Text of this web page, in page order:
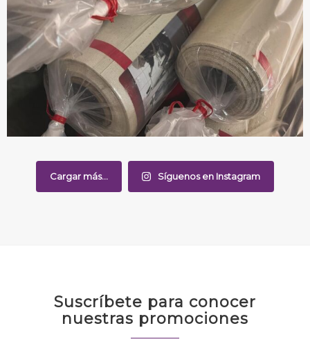
Cargar más... Síguenos en Instagram
Suscríbete para conocer
nuestras promociones